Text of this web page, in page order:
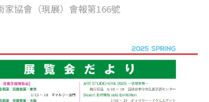
家協會（現展）會報第166號